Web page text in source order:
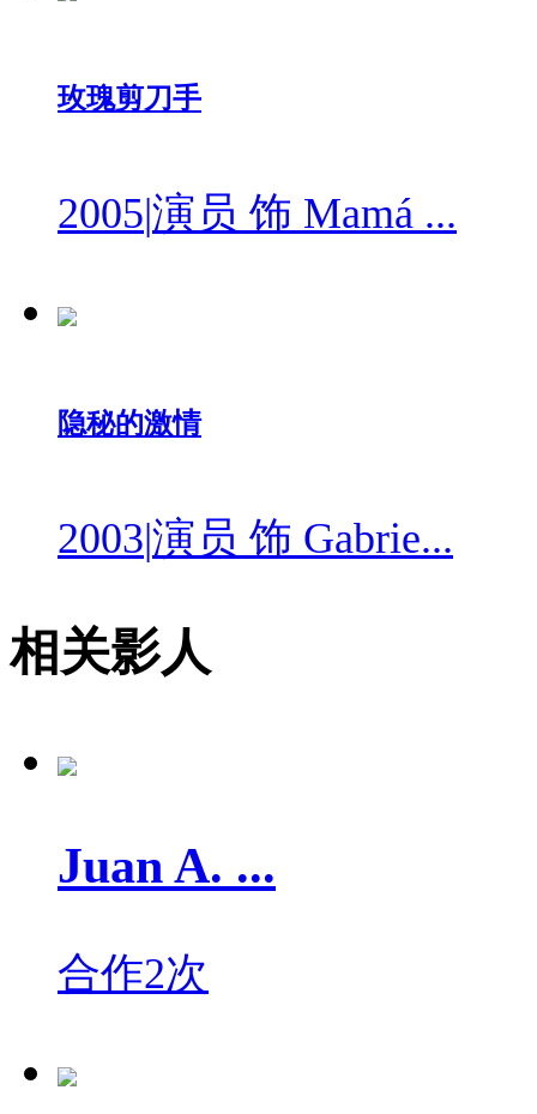
玫瑰剪刀手
2005|演员 饰 Mamá ...
隐秘的激情
2003|演员 饰 Gabrie...
相关影人
Juan A. ...
合作2次